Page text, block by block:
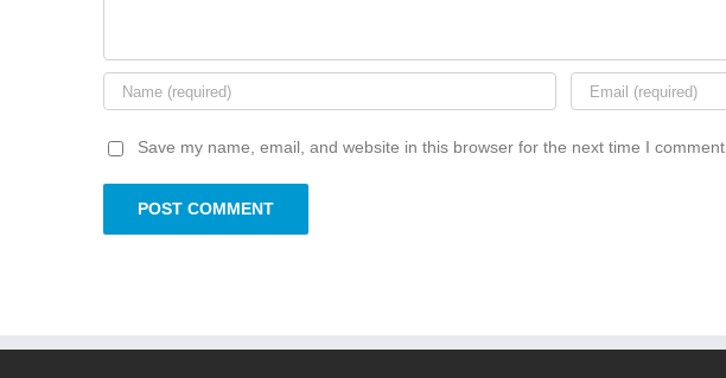
Save my name, email, and website in this browser for the next time I comment.